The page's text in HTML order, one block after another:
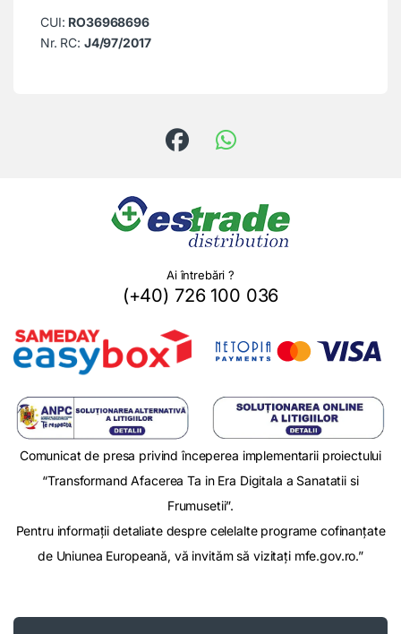
CUI: RO36968696
Nr. RC: J4/97/2017
Ai întrebări ?
(+40) 726 100 036
Comunicat de presa privind începerea implementarii proiectului
“Transformand Afacerea Ta in Era Digitala a Sanatatii si
Frumusetii”.
Pentru informații detaliate despre celelalte programe cofinanțate
de Uniunea Europeană, vă invităm să vizitați mfe.gov.ro.”